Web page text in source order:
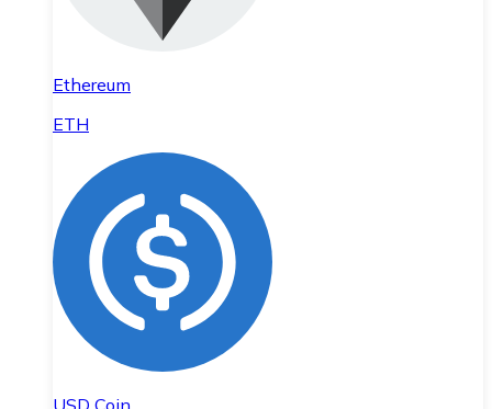
Ethereum
ETH
USD Coin